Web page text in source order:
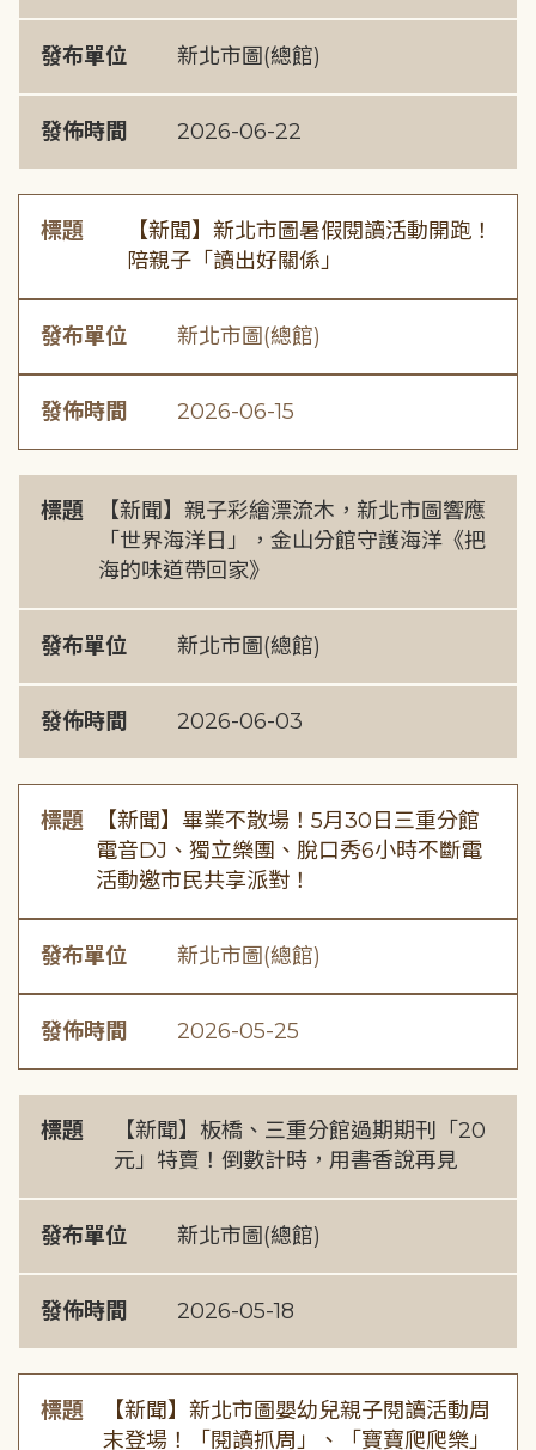
發布單位 新北市圖(總館)
發佈時間 2026-06-22
標題
【新聞】新北市圖暑假閱讀活動開跑！
陪親子「讀出好關係」
發布單位 新北市圖(總館)
發佈時間 2026-06-15
標題
【新聞】親子彩繪漂流木，新北市圖響應
「世界海洋日」，金山分館守護海洋《把
海的味道帶回家》
發布單位 新北市圖(總館)
發佈時間 2026-06-03
標題
【新聞】畢業不散場！5月30日三重分館
電音DJ、獨立樂團、脫口秀6小時不斷電
活動邀市民共享派對！
發布單位 新北市圖(總館)
發佈時間 2026-05-25
標題
【新聞】板橋、三重分館過期期刊「20
元」特賣！倒數計時，用書香說再見
發布單位 新北市圖(總館)
發佈時間 2026-05-18
標題
【新聞】新北市圖嬰幼兒親子閱讀活動周
末登場！「閱讀抓周」、「寶寶爬爬樂」